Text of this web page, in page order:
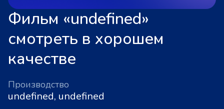
Фильм «undefined»
смотреть в хорошем
качестве
Производство
undefined, undefined